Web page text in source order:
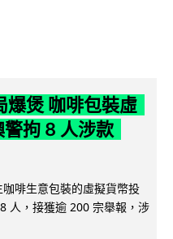
煲 咖啡包裝虛
拘 8 人涉款
啡生意包裝的虛擬貨幣投
人，接獲逾 200 宗舉報，涉